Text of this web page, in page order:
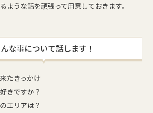
ような話を頑張って用意しておきます。
な事について話します！
たきっかけ
きですか？
エリアは？